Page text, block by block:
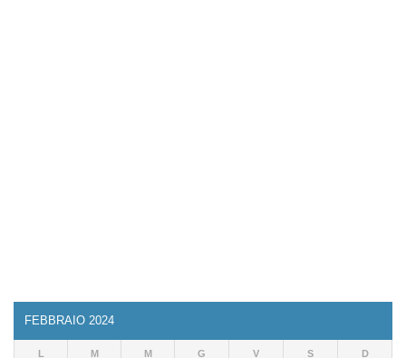
FEBBRAIO 2024
L M M G V S D